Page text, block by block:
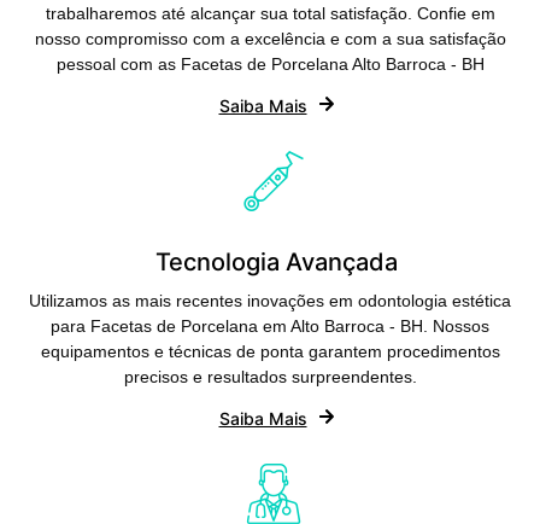
trabalharemos até alcançar sua total satisfação. Confie em
nosso compromisso com a excelência e com a sua satisfação
pessoal com as Facetas de Porcelana Alto Barroca - BH
Saiba Mais
Tecnologia Avançada
Utilizamos as mais recentes inovações em odontologia estética
para Facetas de Porcelana em Alto Barroca - BH. Nossos
equipamentos e técnicas de ponta garantem procedimentos
precisos e resultados surpreendentes.
Saiba Mais